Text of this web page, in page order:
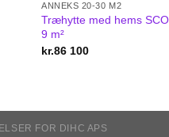
ANNEKS 20-30 M2
Træhytte med hems
9 m²
kr.86 100
FOR DIHC APS